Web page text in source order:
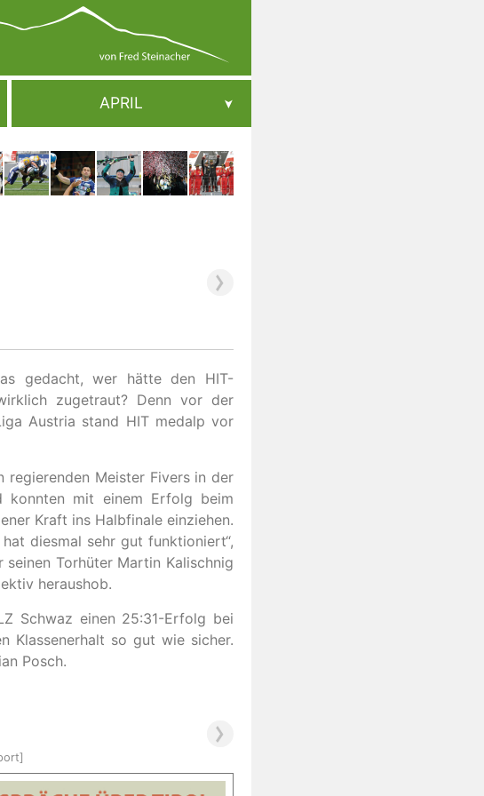
APRIL
gedacht, wer hätte den HIT-
zugetraut? Denn vor der
Austria stand HIT medalp vor
regierenden Meister Fivers in der
konnten mit einem Erfolg beim
Kraft ins Halbfinale einziehen.
diesmal sehr gut funktioniert“,
Torhüter Martin Kalischnig
heraushob.
Schwaz einen 25:31-Erfolg bei
Klassenerhalt so gut wie sicher.
Posch.